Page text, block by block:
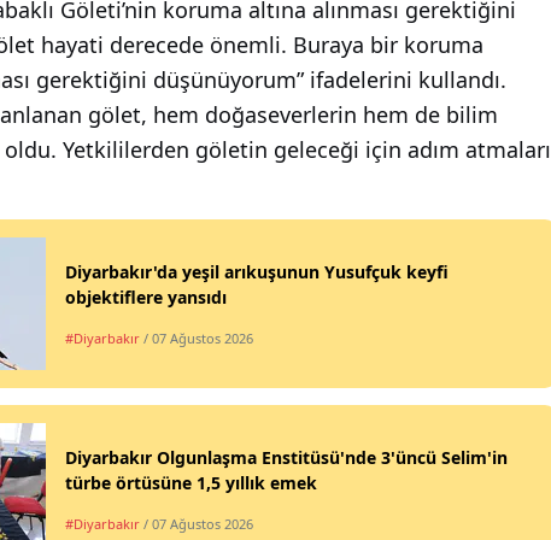
Göleti’nin koruma altına alınması gerektiğini
hayati derecede önemli. Buraya bir koruma
gerektiğini düşünüyorum” ifadelerini kullandı.
gölet, hem doğaseverlerin hem de bilim
oldu. Yetkililerden göletin geleceği için adım atmaları
Diyarbakır'da yeşil arıkuşunun Yusufçuk keyfi
objektiflere yansıdı
#Diyarbakır / 07 Ağustos 2026
Diyarbakır Olgunlaşma Enstitüsü'nde 3'üncü Selim'in
türbe örtüsüne 1,5 yıllık emek
#Diyarbakır / 07 Ağustos 2026